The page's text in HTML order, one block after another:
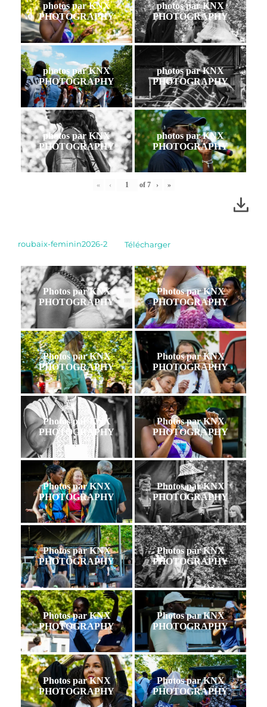
photos par KNX
PHOTOGRAPHY
photos par KNX
PHOTOGRAPHY
photos par KNX
PHOTOGRAPHY
photos par KNX
PHOTOGRAPHY
photos par KNX
PHOTOGRAPHY
photos par KNX
PHOTOGRAPHY
« ‹ of 7 › »
roubaix-feminin2026-2 Télécharger
Photos par KNX
PHOTOGRAPHY
Photos par KNX
PHOTOGRAPHY
Photos par KNX
PHOTOGRAPHY
Photos par KNX
PHOTOGRAPHY
Photos par KNX
PHOTOGRAPHY
Photos par KNX
PHOTOGRAPHY
Photos par KNX
PHOTOGRAPHY
Photos par KNX
PHOTOGRAPHY
Photos par KNX
PHOTOGRAPHY
Photos par KNX
PHOTOGRAPHY
Photos par KNX
PHOTOGRAPHY
Photos par KNX
PHOTOGRAPHY
Photos par KNX
PHOTOGRAPHY
Photos par KNX
PHOTOGRAPHY